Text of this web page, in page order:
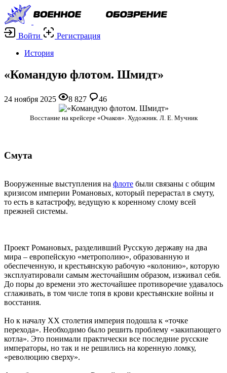
Войти
Регистрация
История
«Командую флотом. Шмидт»
24 ноября 2025 8 827 46
Восстание на крейсере «Очаков». Художник. Л. Е. Мучник
Смута
Вооруженные выступления на флоте были связаны с общим
кризисом империи Романовых, который перерастал в смуту,
то есть в катастрофу, ведущую к коренному слому всей
прежней системы.
Проект Романовых, разделивший Русскую державу на два
мира – европейскую «метрополию», образованную и
обеспеченную, и крестьянскую рабочую «колонию», которую
эксплуатировали самым жесточайшим образом, изживал себя.
До поры до времени это жесточайшее противоречие удавалось
сглаживать, в том числе топя в крови крестьянские войны и
восстания.
Но к началу XX столетия империя подошла к «точке
перехода». Необходимо было решить проблему «закипающего
котла». Это понимали практически все последние русские
императоры, но так и не решились на коренную ломку,
«революцию сверху».